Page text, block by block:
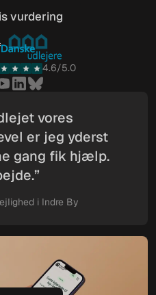
vurdering
vurdering
4.6/5.0
vores
er jeg yderst
gang fik hjælp.
i Indre By